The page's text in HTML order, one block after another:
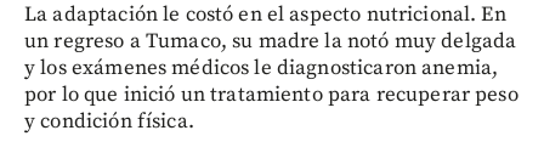
La adaptación le costó en el aspecto nutricional. En
un regreso a Tumaco, su madre la notó muy delgada
y los exámenes médicos le diagnosticaron anemia,
por lo que inició un tratamiento para recuperar peso
y condición física.